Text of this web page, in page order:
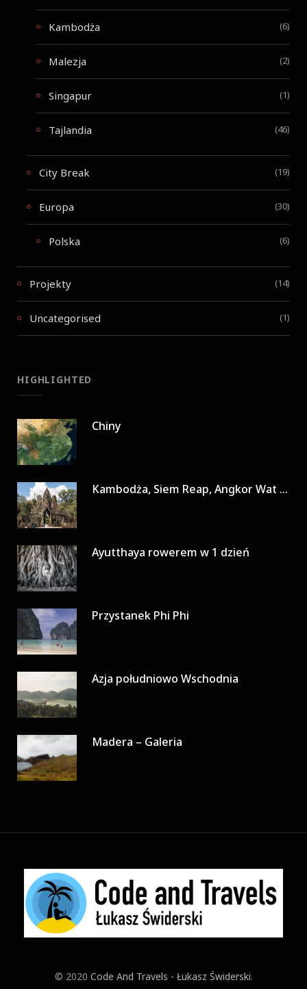
Kambodża (6)
Malezja (2)
Singapur (1)
Tajlandia (46)
City Break (19)
Europa (30)
Polska (6)
Projekty (14)
Uncategorised (1)
HIGHLIGHTED
Chiny
Kambodża, Siem Reap, Angkor Wat w 3 dni
Ayutthaya rowerem w 1 dzień
Przystanek Phi Phi
Azja południowo Wschodnia
Madera – Galeria
© 2020 Code And Travels - Łukasz Świderski.